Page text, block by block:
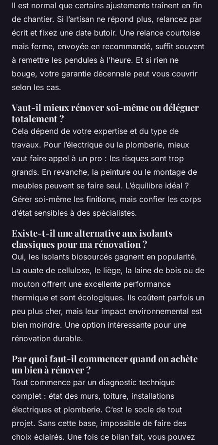
Il est normal que certains ajustements traînent en fin
de chantier. Si l’artisan ne répond plus, relancez par
écrit et fixez une date butoir. Une relance courtoise
mais ferme, envoyée en recommandé, suffit souvent
à remettre les pendules à l’heure. Et si rien ne
bouge, votre garantie décennale peut vous couvrir
selon les cas.
Vaut-il mieux rénover soi-même ou déléguer
totalement ?
Cela dépend de votre expertise et du type de
travaux. Pour l’électrique ou la plomberie, mieux
vaut faire appel à un pro : les risques sont trop
grands. En revanche, la peinture ou le montage de
meubles peuvent se faire seul. L’équilibre idéal ?
Gérer soi-même les finitions, mais confier les corps
d’état sensibles à des spécialistes.
Existe-t-il une alternative aux isolants
classiques pour ma rénovation ?
Oui, les isolants biosourcés gagnent en popularité.
La ouate de cellulose, le liège, la laine de bois ou de
mouton offrent une excellente performance
thermique et sont écologiques. Ils coûtent parfois un
peu plus cher, mais leur impact environnemental est
bien moindre. Une option intéressante pour une
rénovation durable.
Par quoi faut-il commencer quand on achète
un bien à rénover ?
Tout commence par un diagnostic technique
complet : état des murs, toiture, installations
électriques et plomberie. C’est le socle de tout
projet. Sans cette base, impossible de faire des
choix éclairés. Une fois ce bilan fait, vous pouvez